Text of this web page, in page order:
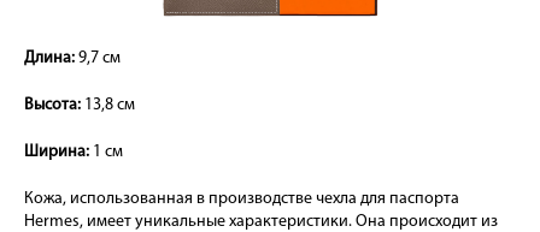
Длина: 9,7 см
Высота: 13,8 см
Ширина: 1 см
Кожа, использованная в производстве чехла для паспорта
Hermes, имеет уникальные характеристики. Она происходит из